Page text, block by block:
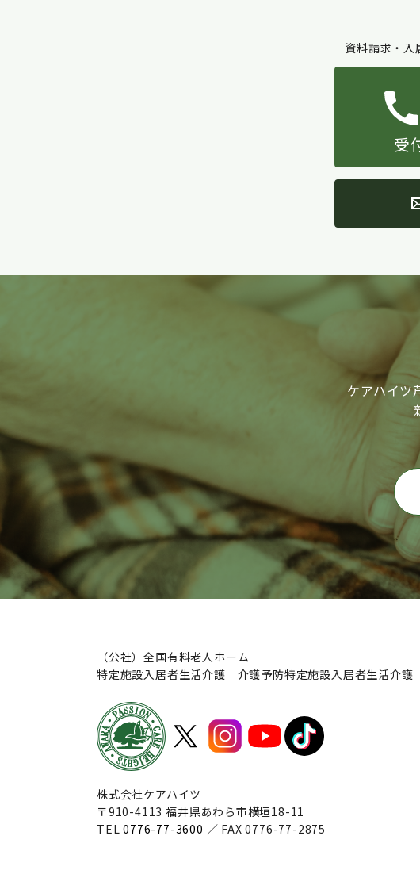
資料請求・入
受
ケアハイツ
（公社）全国有料老人ホーム
特定施設入居者生活介護 介護予防特定施設入居者生活介護
株式会社ケアハイツ
〒910-4113 福井県あわら市横垣18-11
TEL0776-77-3600 ／ FAX 0776-77-2875